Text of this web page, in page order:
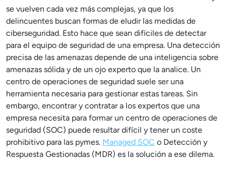
se vuelven cada vez más complejas, ya que los
delincuentes buscan formas de eludir las medidas de
ciberseguridad. Esto hace que sean difíciles de detectar
para el equipo de seguridad de una empresa. Una detección
precisa de las amenazas depende de una inteligencia sobre
amenazas sólida y de un ojo experto que la analice. Un
centro de operaciones de seguridad suele ser una
herramienta necesaria para gestionar estas tareas. Sin
embargo, encontrar y contratar a los expertos que una
empresa necesita para formar un centro de operaciones de
seguridad (SOC) puede resultar difícil y tener un coste
prohibitivo para las pymes. Managed SOC o Detección y
Respuesta Gestionadas (MDR) es la solución a ese dilema.